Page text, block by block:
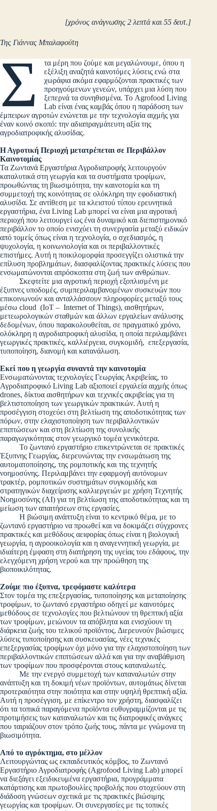
[χρόνος ανάγνωσης 2 λεπτά και 55 δευτ.]
Της Γιάννας Μπαλαφούτη
Σ
τα μέρη που ζούμε και μεγαλώνουμε, όπου η
εξέλιξη αναζητά καινοτόμες λύσεις ενώ στα
χωράφια ακόμα εφαρμόζονται πρακτικές των
προηγούμενων γενεών, υπάρχει μια λύση που
ξεπερνά τα συνηθισμένα. Το Agrofood Living
Lab είναι ένας καμβάς όπου η παράδοση των
έμπειρων αγροτών ενώνεται με την τεχνολογία αιχμής για
έναν κοινό σκοπό: την αδιαπραγμάτευτη αξία της
αγροδιατροφικής αλυσίδας.
Η Αγροτική Περιοχή μετατρέπεται σε Περιβάλλον
Καινοτομίας
Τα Ζωντανά Εργαστήρια Αγροδιατροφής λειτουργούν
καταλυτικά στη γεωργία και τα συστήματα τροφίμων,
προωθώντας τη βιωσιμότητα, την καινοτομία και τη
συμμετοχή της κοινότητας σε ολόκληρη την εφοδιαστική
αλυσίδα. Σε αντίθεση με τα κλειστού τύπου ερευνητικά
εργαστήρια, ένα Living Lab μπορεί να είναι μια αγροτική
περιοχή που λειτουργεί ως ένα δυναμικό και διεπιστημονικό
περιβάλλον το οποίο ενισχύει τη συνεργασία μεταξύ ειδικών
από τομείς όπως είναι η τεχνολογία, ο σχεδιασμός, η
ψυχολογία, η κοινωνιολογία και οι περιβαλλοντικές
επιστήμες. Αυτή η ποικιλομορφία προσεγγίζει ολιστικά την
επίλυση προβλημάτων, διασφαλίζοντας πρακτικές λύσεις που
ενσωματώνονται απρόσκοπτα στη ζωή των ανθρώπων.
Σκεφτείτε μια αγροτική περιοχή εξοπλισμένη με
έξυπνες υποδομές, συμπεριλαμβανομένων συσκευών που
επικοινωνούν και ανταλλάσσουν πληροφορίες μεταξύ τους
μέσω cloud (IoT – Internet of Things), αισθητήρων,
μετεωρολογικών σταθμών και άλλων εργαλείων ανάλυσης
δεδομένων, όπου παρακολουθείται, σε πραγματικό χρόνο,
ολόκληρη η αγροδιατροφική αλυσίδα, η οποία περιλαμβάνει
γεωργικές πρακτικές, καλλιέργεια, συγκομιδή, επεξεργασία,
τυποποίηση, διανομή και κατανάλωση.
Εκεί που η γεωργία συναντά την καινοτομία
Ενσωματώνοντας τεχνολογίες Γεωργίας Ακριβείας, το
Αγροδιατροφικό Living Lab αξιοποιεί εργαλεία αιχμής όπως
drones, δίκτυα αισθητήρων και τεχνικές ακριβείας για τη
βελτιστοποίηση των γεωργικών πρακτικών. Αυτή η
προσέγγιση στοχεύει στη βελτίωση της αποδοτικότητας των
πόρων, στην ελαχιστοποίηση των περιβαλλοντικών
επιπτώσεων και στη βελτίωση της συνολικής
παραγωγικότητας στον γεωργικό τομέα γενικότερα.
Το ζωντανό εργαστήριο επικεντρώνεται σε πρακτικές
Έξυπνης Γεωργίας, διερευνώντας την ενσωμάτωση της
αυτοματοποίησης, της ρομποτικής και της τεχνητής
νοημοσύνης. Περιλαμβάνει την εφαρμογή αυτόνομων
τρακτέρ, ρομποτικών συστημάτων συγκομιδής και
στρατηγικών διαχείρισης καλλιεργειών με χρήση Τεχνητής
Νοημοσύνης (ΑΙ) για τη βελτίωση της αποδοτικότητας και τη
μείωση των απαιτήσεων στις εργασίες.
Η βιώσιμη ανάπτυξη είναι το κεντρικό θέμα, με το
ζωντανό εργαστήριο να προωθεί και να δοκιμάζει σύγχρονες
πρακτικές και μεθόδους αειφορίας όπως είναι η βιολογική
γεωργία, η αγροοικολογία και η αναγεννητική γεωργία, με
ιδιαίτερη έμφαση στη διατήρηση της υγείας του εδάφους, την
ελεγχόμενη χρήση νερού και την προώθηση της
βιοποικιλότητας.
Ζούμε πιο έξυπνα, τρεφόμαστε καλύτερα
Στον τομέα της επεξεργασίας, τυποποίησης και μεταποίησης
τροφίμων, το ζωντανό εργαστήριο οδηγεί με καινοτόμες
μεθόδους σε τεχνολογίες που βελτιώνουν τη θρεπτική αξία
των τροφίμων, μειώνουν τα απόβλητα και ενισχύουν τη
διάρκεια ζωής του τελικού προϊόντος. Διερευνούν βιώσιμες
λύσεις τυποποίησης και συσκευασίας, νέες τεχνικές
επεξεργασίας τροφίμων όχι μόνο για την ελαχιστοποίηση των
περιβαλλοντικών επιπτώσεων αλλά και για την αναβάθμιση
των τροφίμων που προσφέρονται στους καταναλωτές.
Με την ενεργό συμμετοχή των καταναλωτών στην
ανάπτυξη και τη δοκιμή νέων προϊόντων, αυτομάτως δίνεται
προτεραιότητα στην ποιότητα και στην υψηλή θρεπτική αξία.
Αυτή η προσέγγιση, με επίκεντρο τον χρήστη, διασφαλίζει
ότι τα τοπικά παραγόμενα προϊόντα ευθυγραμμίζονται με τις
προτιμήσεις των καταναλωτών και τις διατροφικές ανάγκες
που ταιριάζουν στον τρόπο ζωής τους, πάντα με γνώμονα τη
βιωσιμότητα.
Από το αγρόκτημα, στο μέλλον
Λειτουργώντας ως εκπαιδευτικός κόμβος, το Ζωντανό
Εργαστήριο Αγροδιατροφής (Agrofood Living Lab) μπορεί
να διεξάγει εξειδικευμένα εργαστήρια, προγράμματα
κατάρτισης και πρωτοβουλίες προβολής που στοχεύουν στη
διάδοση γνώσεων σχετικά με τις πρακτικές βιώσιμης
γεωργίας και τροφίμων. Οι συνεργασίες με τις τοπικές